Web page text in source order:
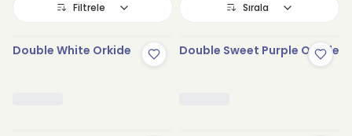
Filtrele Sırala
Double White Orkide Double Sweet Purple Orkide